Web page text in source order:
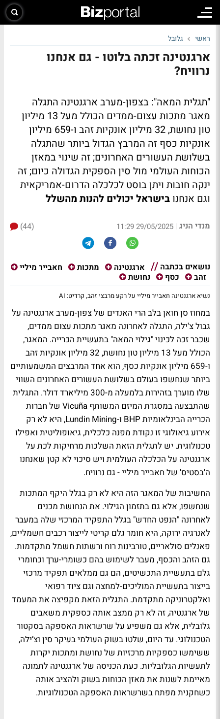
ראשי גלובל
ארגנטינה זכתה בלוטו - גם אנחנו
נרוויח?
"תגלית המאה": בצפון-מערב ארגנטינה התגלה
מאגר מתכות עצום-ממדים הכולל מעל 13 מיליון
טון נחושת, 32 מיליון אונקיות זהב ו-659 מיליון
אונקיות כסף זה המרבץ הגדול ביותר שהתגלה
בשלושת העשורים האחרונים; זה שינוי במאזן
הכוחות העולמי מול סין הספקית הגדולה כיום; זה
ינקה חובות ויתן בוסט לכלכלה הדרום-אמריקאית
וגם אנחנו בישראל יכולים להנות מהשלל
מנדי הניג |
29/05/2025 11:29
(44)
נושאים בכתבה ארגנטינה מתכות
חאבייר מיליי
זהב
כסף נחושת
נשיא ארגנטינה חאבייר מיליי על רקע מרבצי זהב, קרדיט: AI
במחוז סן חואן בלב הרי האנדים של צפון-מערב ארגנטינה על
גבול צ'ילה, התגלה לאחרונה מאגר מתכות עצום ממדים,
שכבר זכה לכינוי "גילוי המאה" בתעשיית הכרייה. המאגר,
הכולל מעל 13 מיליון טון נחושת, 32 מיליון אונקיות זהב
ו-659 מיליון אונקיות כסף, הוא אחד המרבצים המשמעותיים
ביותר שנחשפו בעולם בשלושת העשורים האחרונים השווי
שלו מוערך בזהירות בלמעלה מ-300 מיליארד דולר. התגלית
שהתבצעה במסגרת המיזם המשותף Vicuña של חברות
הכרייה הבינלאומיות BHP ו-Lundin Mining, היא לא רק
אירוע גיאולוגי זו נקודת מפנה כלכלית, גיאופוליטית ואפילו
טכנולוגית. יש לתגלית הזאת השלכות מרחיקות לכת על
ארגנטינה על הכלכלה העולמית ויש סיכוי לא קטן שאנחנו
ה'בסטיס' של חאבייר מיליי - גם נרוויח.
החשיבות של המאגר הזה היא לא רק בגלל היקף המתכות
שנחשפו, אלא גם בתזמון הגילוי. את הנחושת מכנים
לאחרונה "הנפט החדש" בגלל התפקיד המרכזי שלה במעבר
לאנרגיה ירוקה, היא חומר גלם קריטי לייצור רכבים חשמליים,
פאנלים סולאריים, טורבינות רוח ורשתות חשמל מתקדמות.
גם הזהב והכסף, מעבר לשימוש בהם כשומרי-ערך וכחומרי
גלם בתעשיית התכשיטים, הם גם ממלאים תפקיד מרכזי
בייצור בתעשיית המוליכים-למחצה וגם ציוד רפואי
ואלקטרוניקה מתקדמת. התגלית הזאת מקפיצה את המעמד
של ארגנטיה, זה לא רק ממצב אותה כספקית משאבים
גלובלית, אלא גם משפיע על שרשראות האספקה בסקטור
הטכנולוגי. עד היום, שלטו בשוק העולמי בעיקר סין וצ’ילה,
ששימשו כספקיות מרכזיות של נחושת ומתכות יקרות
לתעשיות הגלובליות. כעת הכניסה של ארגנטינה לתמונה
מאיימת לשנות את מאזן הכוחות בשוק ולהציב אותה
כשחקנית מפתח בשרשראות האספקה הטכנולוגיות.